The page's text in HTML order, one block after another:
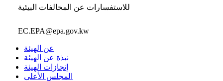
للاستفسارات عن المخالفات البيئية
EC.EPA@epa.gov.kw
عن الهيئة
نبذة عن الهيئة
إنجازات الهيئة
المجلس الأعلى